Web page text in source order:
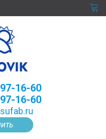
16-60
16-60